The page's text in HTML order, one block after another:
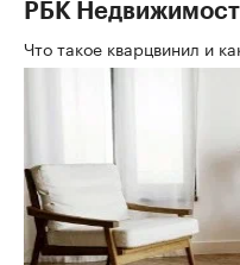
РБК
Что такое кварцвинил и